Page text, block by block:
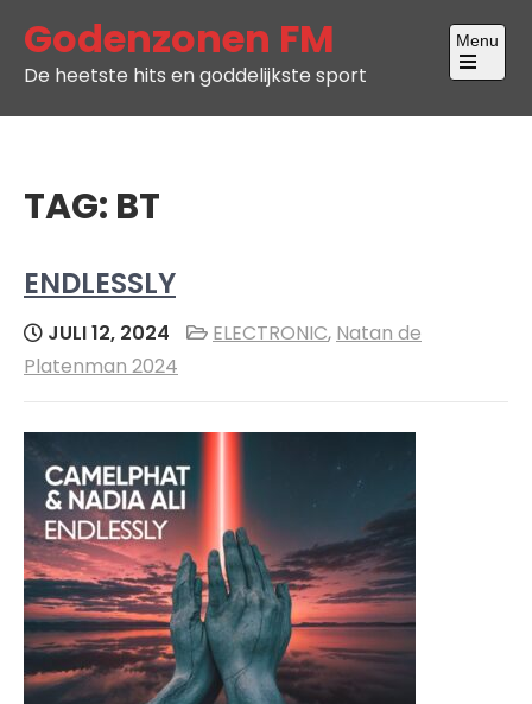
content
Godenzonen FM
De heetste hits en goddelijkste sport
Menu
Open
main
TAG: BT
ENDLESSLY
JULI 12, 2024 ELECTRONIC, Natan de
Platenman 2024